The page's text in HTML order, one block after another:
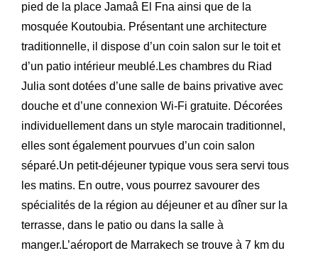
pied de la place Jamaâ El Fna ainsi que de la
mosquée Koutoubia. Présentant une architecture
traditionnelle, il dispose d’un coin salon sur le toit et
d’un patio intérieur meublé.Les chambres du Riad
Julia sont dotées d’une salle de bains privative avec
douche et d’une connexion Wi-Fi gratuite. Décorées
individuellement dans un style marocain traditionnel,
elles sont également pourvues d’un coin salon
séparé.Un petit-déjeuner typique vous sera servi tous
les matins. En outre, vous pourrez savourer des
spécialités de la région au déjeuner et au dîner sur la
terrasse, dans le patio ou dans la salle à
manger.L’aéroport de Marrakech se trouve à 7 km du